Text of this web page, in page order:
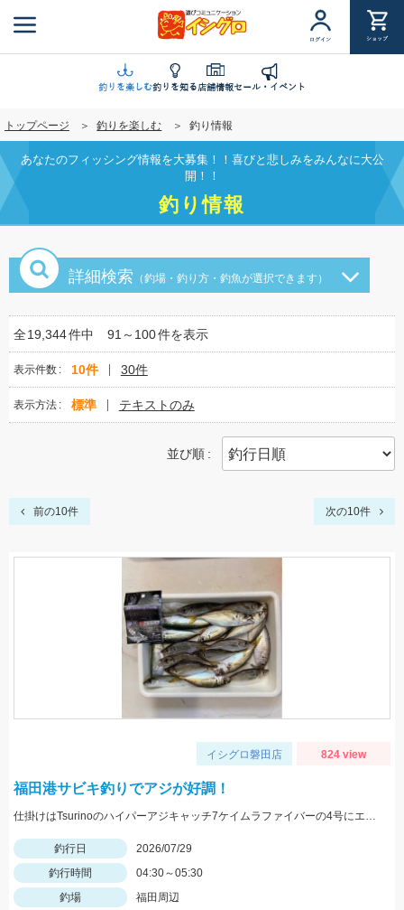
ン
に
移
動
ログイン ショップ
釣りを楽しむ釣りを知る店舗情報セール・イベント
トップページ 釣りを楽しむ 釣り情報
あなたのフィッシング情報を大募集！！喜びと悲しみをみんなに大公
開！！
釣り情報
詳細検索 （釣場・釣り方・釣魚が選択できます）
全19,344件中 91～100件を表示
表示件数 10件 30件
表示方法 標準 テキストのみ
並び順
前の10件 次の10件
イシグロ磐田店 824 view
福田港サビキ釣りでアジが好調！
仕掛けはTsurinoのハイパーアジキャッチ7ケイムラファイバーの4号にエサはアミエビを針に付けて釣りました。アジ狙いなら早朝がおススメです。
釣行日
2026/07/29
釣行時間
04:30～05:30
釣場
福田周辺